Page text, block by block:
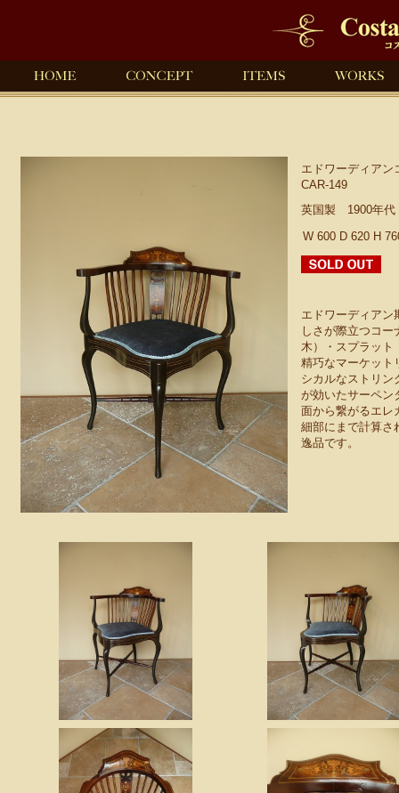
エドワーディアン
CAR-149
英国製 1900年
W 600 D 620 H
エドワーディアン
しさが際立つコ
木）・スプラット
精巧なマーケット
シカルなストリン
が効いたサーペン
面から繋がるエレ
細部にまで計算さ
逸品です。